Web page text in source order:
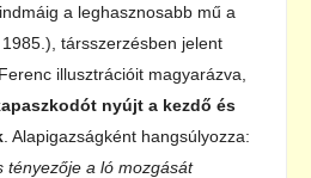
a leghasznosabb mű a
társszerzésben jelent
illusztrációit magyarázva,
nyújt a kezdő és
. Alapigazságként hangsúlyozza:
tényezője a ló mozgását